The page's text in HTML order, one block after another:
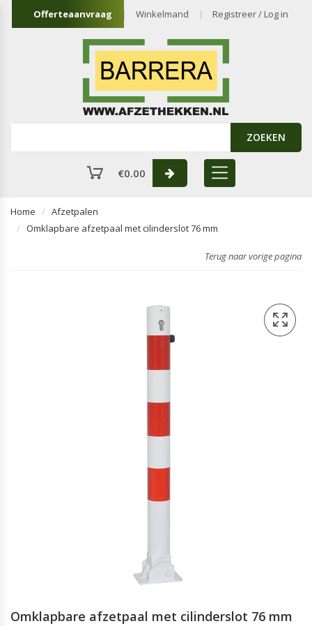
Offerteaanvraag Winkelmand Registreer / Log in
ZOEKEN
€0.00
Home
Afzetpalen
Omklapbare afzetpaal met cilinderslot 76 mm
Terug naar vorige pagina
Omklapbare afzetpaal met cilinderslot 76 mm